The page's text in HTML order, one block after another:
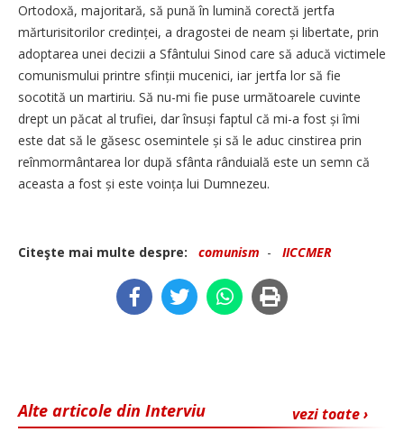
Ortodoxă, majoritară, să pună în lumină corectă jertfa
mărturisitorilor credinței, a dragostei de neam și libertate, prin
adoptarea unei decizii a Sfântului Sinod care să aducă victimele
comunismului printre sfinții mucenici, iar jertfa lor să fie
socotită un martiriu. Să nu-mi fie puse următoarele cuvinte
drept un păcat al trufiei, dar însuși faptul că mi-a fost și îmi
este dat să le găsesc osemintele și să le aduc cinstirea prin
reînmormântarea lor după sfânta rânduială este un semn că
aceasta a fost și este voința lui Dumnezeu.
Citeşte mai multe despre: comunism - IICCMER
vezi toate ›
Alte articole din Interviu